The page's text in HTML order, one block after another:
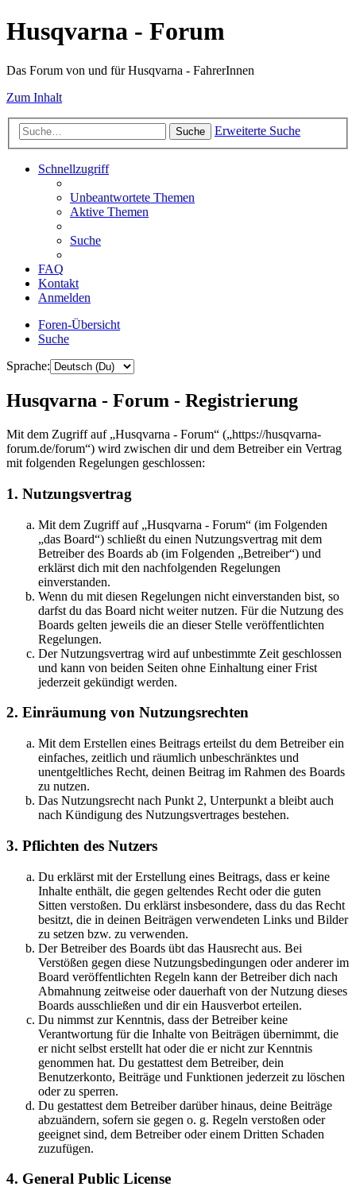
Husqvarna - Forum
Das Forum von und für Husqvarna - FahrerInnen
Zum Inhalt
Suche Erweiterte Suche
Schnellzugriff
Unbeantwortete Themen
Aktive Themen
Suche
FAQ
Kontakt
Anmelden
Foren-Übersicht
Suche
Sprache:
Husqvarna - Forum - Registrierung
Mit dem Zugriff auf „Husqvarna - Forum“ („https://husqvarna-
forum.de/forum“) wird zwischen dir und dem Betreiber ein Vertrag
mit folgenden Regelungen geschlossen:
1. Nutzungsvertrag
Mit dem Zugriff auf „Husqvarna - Forum“ (im Folgenden
„das Board“) schließt du einen Nutzungsvertrag mit dem
Betreiber des Boards ab (im Folgenden „Betreiber“) und
erklärst dich mit den nachfolgenden Regelungen
einverstanden.
Wenn du mit diesen Regelungen nicht einverstanden bist, so
darfst du das Board nicht weiter nutzen. Für die Nutzung des
Boards gelten jeweils die an dieser Stelle veröffentlichten
Regelungen.
Der Nutzungsvertrag wird auf unbestimmte Zeit geschlossen
und kann von beiden Seiten ohne Einhaltung einer Frist
jederzeit gekündigt werden.
2. Einräumung von Nutzungsrechten
Mit dem Erstellen eines Beitrags erteilst du dem Betreiber ein
einfaches, zeitlich und räumlich unbeschränktes und
unentgeltliches Recht, deinen Beitrag im Rahmen des Boards
zu nutzen.
Das Nutzungsrecht nach Punkt 2, Unterpunkt a bleibt auch
nach Kündigung des Nutzungsvertrages bestehen.
3. Pflichten des Nutzers
Du erklärst mit der Erstellung eines Beitrags, dass er keine
Inhalte enthält, die gegen geltendes Recht oder die guten
Sitten verstoßen. Du erklärst insbesondere, dass du das Recht
besitzt, die in deinen Beiträgen verwendeten Links und Bilder
zu setzen bzw. zu verwenden.
Der Betreiber des Boards übt das Hausrecht aus. Bei
Verstößen gegen diese Nutzungsbedingungen oder anderer im
Board veröffentlichten Regeln kann der Betreiber dich nach
Abmahnung zeitweise oder dauerhaft von der Nutzung dieses
Boards ausschließen und dir ein Hausverbot erteilen.
Du nimmst zur Kenntnis, dass der Betreiber keine
Verantwortung für die Inhalte von Beiträgen übernimmt, die
er nicht selbst erstellt hat oder die er nicht zur Kenntnis
genommen hat. Du gestattest dem Betreiber, dein
Benutzerkonto, Beiträge und Funktionen jederzeit zu löschen
oder zu sperren.
Du gestattest dem Betreiber darüber hinaus, deine Beiträge
abzuändern, sofern sie gegen o. g. Regeln verstoßen oder
geeignet sind, dem Betreiber oder einem Dritten Schaden
zuzufügen.
4. General Public License